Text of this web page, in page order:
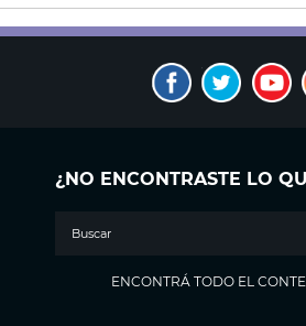
¿NO ENCONTRASTE LO
ENCONTRÁ TODO EL